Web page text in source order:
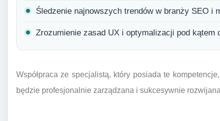
Śledzenie najnowszych trendów w branży SEO i
Zrozumienie zasad UX i optymalizacji pod kątem
Współpraca ze specjalistą, który posiada te
będzie profesjonalnie zarządzana i sukcesywnie